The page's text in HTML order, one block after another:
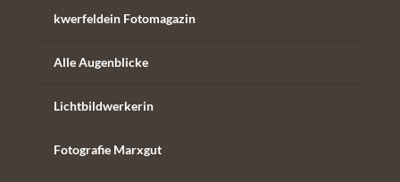
kwerfeldein Fotomagazin
Alle Augenblicke
Lichtbildwerkerin
Fotografie Marxgut